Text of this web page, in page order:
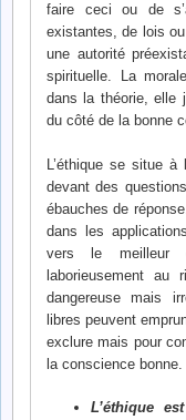
faire ceci ou de
existantes, de lois
une autorité
spirituelle. La
dans la théorie, elle
du côté de la bonne
L’éthique se situe
devant des
ébauches de
dans les
vers le meilleur
laborieusement au
dangereuse mais
libres peuvent
exclure mais pour
la conscience bonne.
L’éthique